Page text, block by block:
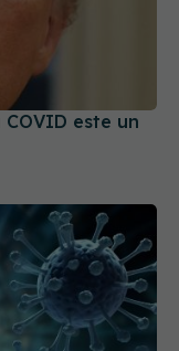
este un